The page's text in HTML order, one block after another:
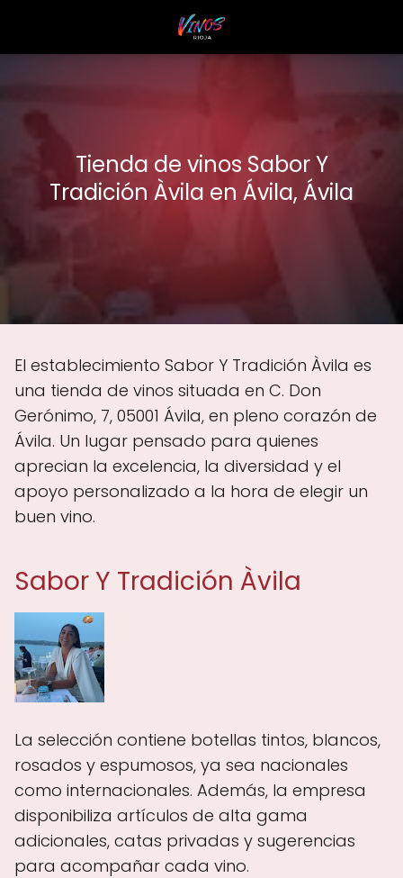
Tienda de vinos Sabor Y
Tradición Àvila en Ávila, Ávila
El establecimiento Sabor Y Tradición Àvila es
una tienda de vinos situada en C. Don
Gerónimo, 7, 05001 Ávila, en pleno corazón de
Ávila. Un lugar pensado para quienes
aprecian la excelencia, la diversidad y el
apoyo personalizado a la hora de elegir un
buen vino.
Sabor Y Tradición Àvila
La selección contiene botellas tintos, blancos,
rosados y espumosos, ya sea nacionales
como internacionales. Además, la empresa
disponibiliza artículos de alta gama
adicionales, catas privadas y sugerencias
para acompañar cada vino.